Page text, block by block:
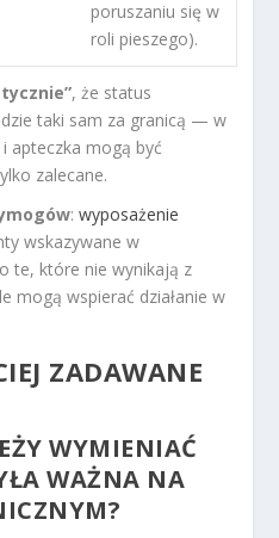
poruszaniu się w
roli pieszego).
, że status
taki sam za granicą — w
apteczka mogą być
zalecane.
:wyposażenie
wskazywane w
te, które nie wynikają z
mogą wspierać działanie w
ZADAWANE
WYMIENIAĆ
WAŻNA NA